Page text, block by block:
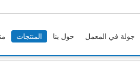
المنتجات حول بنا جولة في المعمل